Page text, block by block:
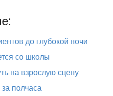
до глубокой ночи
со школы
на взрослую сцену
полчаса